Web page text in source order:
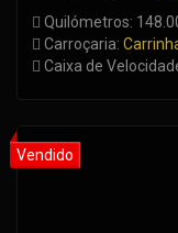
Quilómetros:
Carroçaria:
Caixa de